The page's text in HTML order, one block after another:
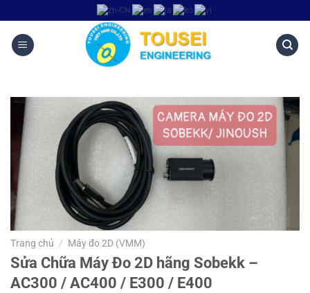
Trang chủ / Máy đo 2D (VMM)
Sửa Chữa Máy Đo 2D hãng Sobekk –
AC300 / AC400 / E300 / E400